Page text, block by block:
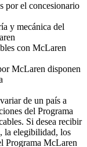
por el concesionario
y mecánica del
con McLaren
McLaren disponen
de un país a
del Programa
Si desea recibir
la elegibilidad, los
Programa McLaren